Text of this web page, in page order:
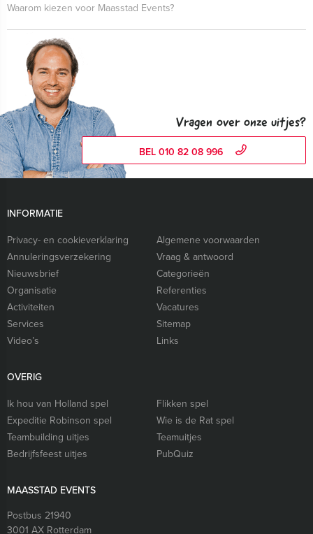
Waarom kiezen voor Maasstad Events?
Vragen over onze uitjes?
BEL 010 82 08 996
INFORMATIE
Privacy- en cookieverklaring
Algemene voorwaarden
Annuleringsverzekering
Vraag & antwoord
Nieuwsbrief
Categorieën
Organisatie
Referenties
Activiteiten
Vacatures
Services
Sitemap
Video’s
Links
OVERIG
Ik hou van Holland spel
Flikken spel
Expeditie Robinson spel
Wie is de Rat spel
Teambuilding uitjes
Teamuitjes
Bedrijfsfeest uitjes
PubQuiz
MAASSTAD EVENTS
Postbus 21940
3001 AX Rotterdam